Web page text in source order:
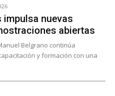
nuevas
abiertas
Belgrano continúa
y formación con una